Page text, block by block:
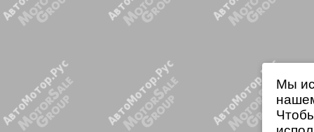
Мы